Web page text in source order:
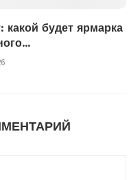
будет ярмарка